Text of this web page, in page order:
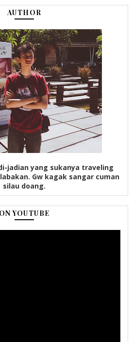
AUTHOR
jadian yang sukanya traveling
Gw kagak sangar cuman
silau doang.
ON YOUTUBE